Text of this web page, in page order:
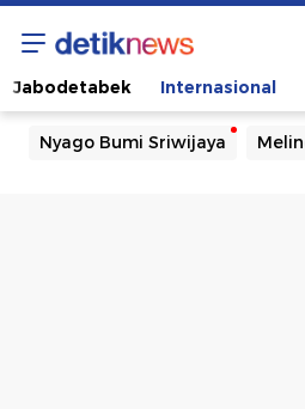
Jabodetabek Internasional
Nyago Bumi Sriwijaya